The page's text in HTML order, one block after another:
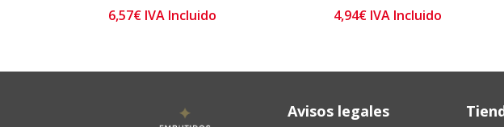
6,57€ IVA Incluido 4,94€ IVA Incluido
Avisos legales